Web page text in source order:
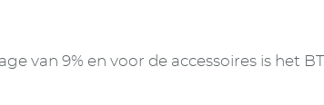
van 9% en voor de accessoires is het